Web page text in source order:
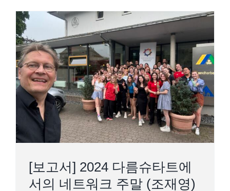
[보고서] 2024 다름슈타트에서의 네트
워크 주말 (조재영)
[보고서] 2024 다름슈타트에
서의 네트워크 주말 (조재영)